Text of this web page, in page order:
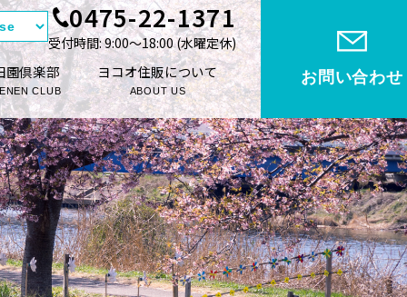
0475-22-1371
受付時間: 9:00〜18:00 (⽔曜定休)
園倶楽部
CLUB
ヨコオ住販について
ABOUT US
お問い合わせ